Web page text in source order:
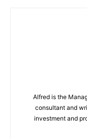
Alfred is the
consultant and
investment and